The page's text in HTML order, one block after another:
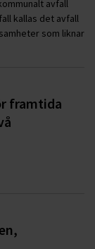
avfall
kallas det avfall
som liknar
framtida